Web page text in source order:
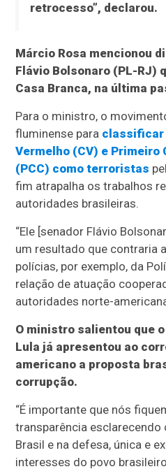
retrocesso”, declarou.
Márcio Rosa mencionou
Flávio Bolsonaro (PL-RJ)
Casa Branca, na última
Para o ministro, o
fluminense para classificar
Vermelho (CV) e Primeiro
(PCC) como terroristas
fim atrapalha os trabalhos
autoridades brasileiras.
“Ele [senador Flávio
um resultado que contraria
polícias, por exemplo, da
relação de atuação
autoridades norte-
O ministro salientou que
Lula já apresentou ao
americano a proposta
corrupção.
“É importante que nós
transparência
Brasil e na defesa, única e
interesses do povo